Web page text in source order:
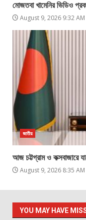
মোজতবা খামেনির ভিডিও
August 9, 2026 9:32 AM
জাতীয়
আজ চট্টগ্রাম ও কক্সবাজারে
August 9, 2026 8:35 AM
YOU MAY HAVE